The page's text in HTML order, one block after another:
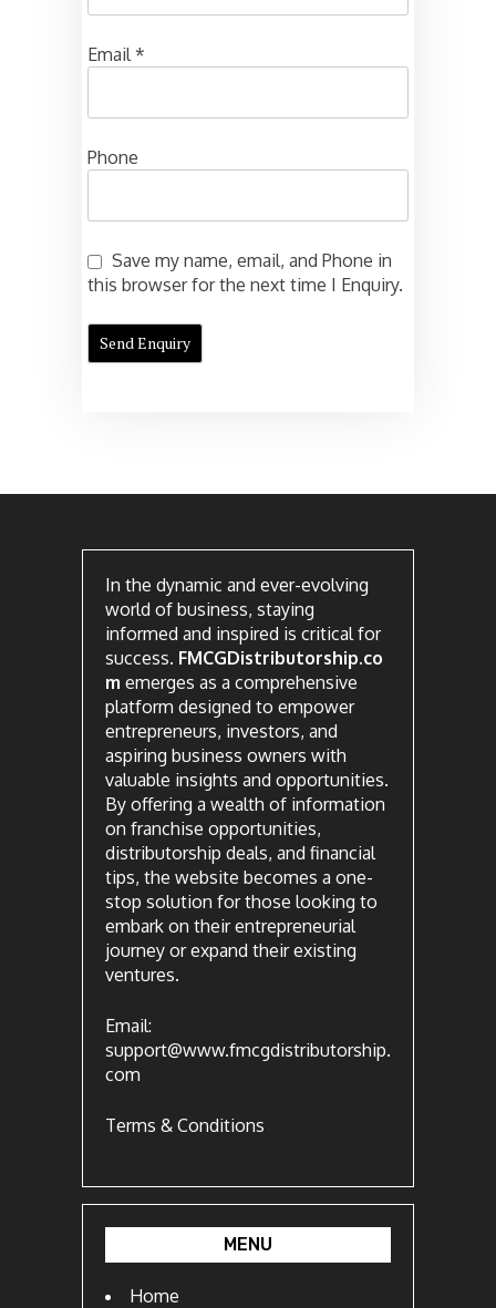
Email *
Phone
Save my name, email, and Phone in
this browser for the next time I Enquiry.
In the dynamic and ever-evolving
world of business, staying
informed and inspired is critical for
success. FMCGDistributorship.co
m emerges as a comprehensive
platform designed to empower
entrepreneurs, investors, and
aspiring business owners with
valuable insights and opportunities.
By offering a wealth of information
on franchise opportunities,
distributorship deals, and financial
tips, the website becomes a one-
stop solution for those looking to
embark on their entrepreneurial
journey or expand their existing
ventures.
Email:
support@www.fmcgdistributorship.
com
Terms & Conditions
MENU
Home